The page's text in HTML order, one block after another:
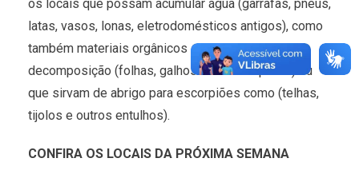
os locais que possam acumular água (garrafas, pneus,
latas, vasos, lonas, eletrodomésticos antigos), como
também materiais orgânicos que podem entrar em
decomposição (folhas, galhos e madeira podre) ou
que sirvam de abrigo para escorpiões como (telhas,
tijolos e outros entulhos).
CONFIRA OS LOCAIS DA PRÓXIMA SEMANA